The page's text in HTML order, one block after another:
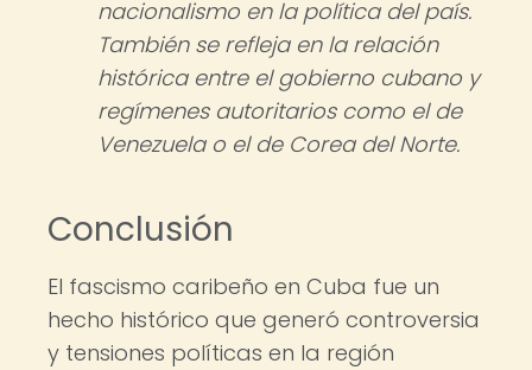
nacionalismo en la política del país.
También se refleja en la relación
histórica entre el gobierno cubano y
regímenes autoritarios como el de
Venezuela o el de Corea del Norte.
Conclusión
El fascismo caribeño en Cuba fue un
hecho histórico que generó controversia
y tensiones políticas en la región